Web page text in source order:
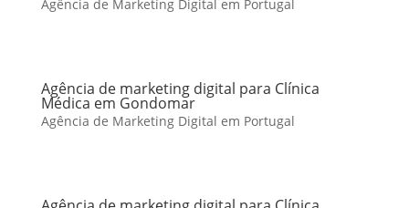
Agência de Marketing Digital em Portugal
Agência de marketing digital para Clínica
Médica em Gondomar
Agência de Marketing Digital em Portugal